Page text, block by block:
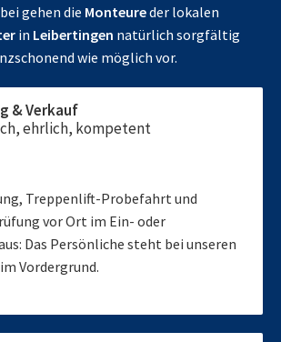
gehen die Monteureder lokalen
in Leibertingen natürlich sorgfältig
wie möglich vor.
& Verkauf
ehrlich, kompetent
Treppenlift-Probefahrt und
vor Ort im Ein- oder
Das Persönliche steht bei unseren
Vordergrund.